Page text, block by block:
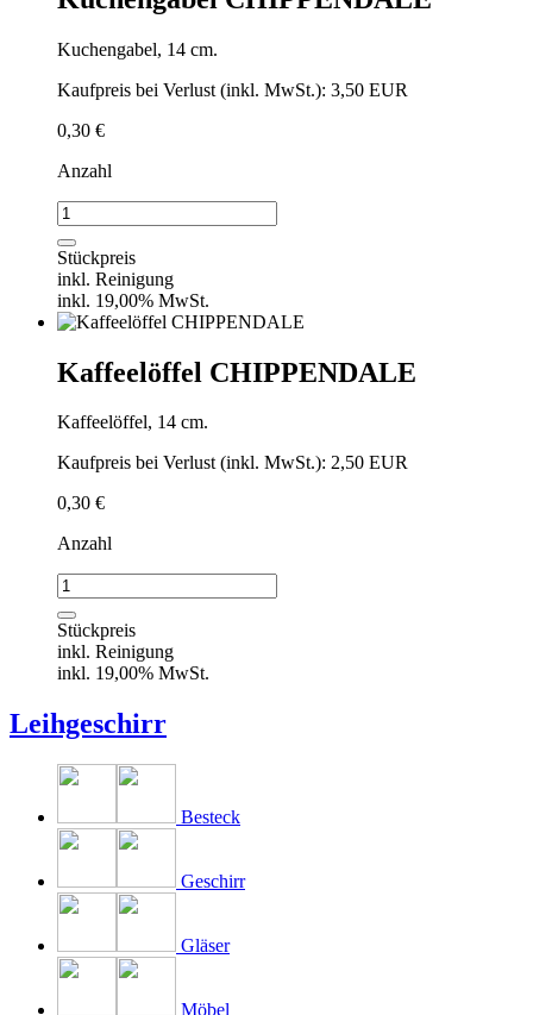
Kuchengabel, 14 cm.
Kaufpreis bei Verlust (inkl. MwSt.): 3,50 EUR
0,30 €
Anzahl
Kuchengabel
CHIPPENDALE
Menge
Stückpreis
inkl. Reinigung
inkl. 19,00% MwSt.
Kaffeelöffel CHIPPENDALE
Kaffeelöffel, 14 cm.
Kaufpreis bei Verlust (inkl. MwSt.): 2,50 EUR
0,30 €
Anzahl
Kaffeelöffel
CHIPPENDALE
Menge
Stückpreis
inkl. Reinigung
inkl. 19,00% MwSt.
Leihgeschirr
Besteck
Geschirr
Gläser
Möbel